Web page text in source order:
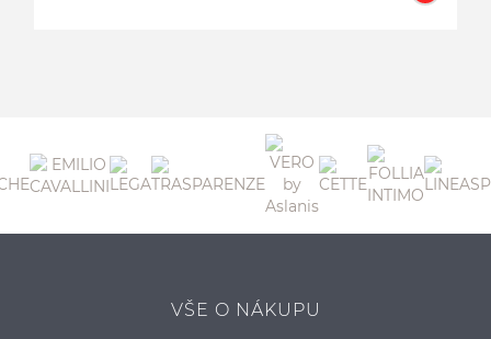
VŠE O NÁKUPU